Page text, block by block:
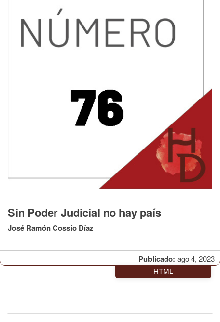
Publicado: ago 4, 2023
Sin Poder Judicial no hay país
José Ramón Cossío Díaz
HTML